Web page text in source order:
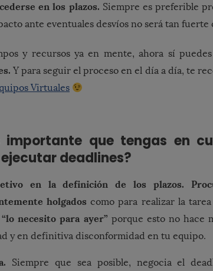
en los plazos. Siempre es preferible
ante eventuales desvíos no será tan
y recursos ya en mente, ahora sí
Y para seguir el proceso en el día a día, te
Virtuales
importante que tengas en
deadlines?
en la definición de los plazos.
holgados como para realizar la
necesito para ayer” porque esto no hace
y en definitiva disconformidad en tu equipo.
Siempre que sea posible, negocia el